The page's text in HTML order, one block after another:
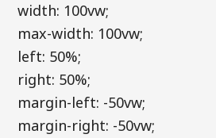
width: 100vw;
max-width: 100vw;
left: 50%;
right: 50%;
margin-left: -50vw;
margin-right: -50vw;